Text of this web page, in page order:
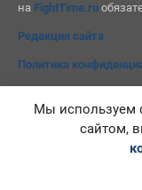
на FightTime.ru
Редакция сайта
Политика
Мы используем
сайтом,